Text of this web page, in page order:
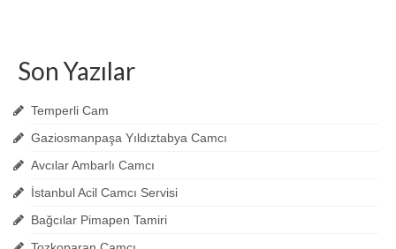
Son Yazılar
Temperli Cam
Gaziosmanpaşa Yıldıztabya Camcı
Avcılar Ambarlı Camcı
İstanbul Acil Camcı Servisi
Bağcılar Pimapen Tamiri